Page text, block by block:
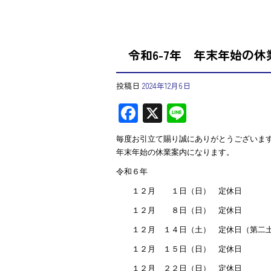
令和6-7年 年末年始の休
投稿日 2024年12月6日
F
ac
e
b
o
ok
X
ne
毎度お引立て賜り誠にありがとうございます
年末年始の休業案内になります。
令和６年
１２月 １日（日） 定休日
１２月 ８日（日） 定休日
１２月 １４日（土） 定休日（第二土
１２月 １５日（日） 定休日
１２月 ２２日（日） 定休日